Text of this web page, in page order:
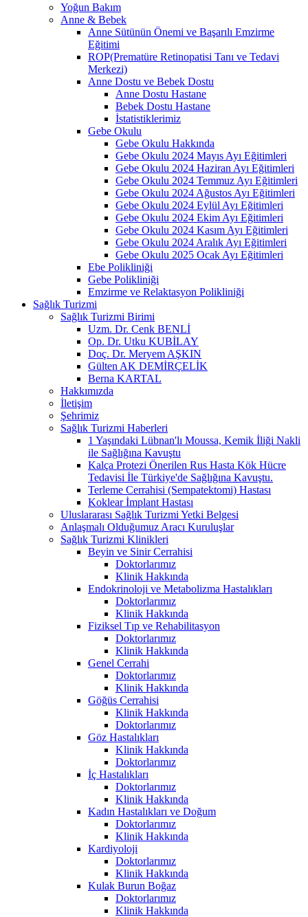
Yoğun Bakım
Anne & Bebek
Anne Sütünün Önemi ve Başarılı Emzirme
Eğitimi
ROP(Prematüre Retinopatisi Tanı ve Tedavi
Merkezi)
Anne Dostu ve Bebek Dostu
Anne Dostu Hastane
Bebek Dostu Hastane
İstatistiklerimiz
Gebe Okulu
Gebe Okulu Hakkında
Gebe Okulu 2024 Mayıs Ayı Eğitimleri
Gebe Okulu 2024 Haziran Ayı Eğitimleri
Gebe Okulu 2024 Temmuz Ayı Eğitimleri
Gebe Okulu 2024 Ağustos Ayı Eğitimleri
Gebe Okulu 2024 Eylül Ayı Eğitimleri
Gebe Okulu 2024 Ekim Ayı Eğitimleri
Gebe Okulu 2024 Kasım Ayı Eğitimleri
Gebe Okulu 2024 Aralık Ayı Eğitimleri
Gebe Okulu 2025 Ocak Ayı Eğitimleri
Ebe Polikliniği
Gebe Polikliniği
Emzirme ve Relaktasyon Polikliniği
Sağlık Turizmi
Sağlık Turizmi Birimi
Uzm. Dr. Cenk BENLİ
Op. Dr. Utku KUBİLAY
Doç. Dr. Meryem AŞKIN
Gülten AK DEMİRÇELİK
Berna KARTAL
Hakkımızda
İletişim
Şehrimiz
Sağlık Turizmi Haberleri
1 Yaşındaki Lübnan'lı Moussa, Kemik İliği Nakli
ile Sağlığına Kavuştu
Kalça Protezi Önerilen Rus Hasta Kök Hücre
Tedavisi İle Türkiye'de Sağlığına Kavuştu.
Terleme Cerrahisi (Sempatektomi) Hastası
Koklear İmplant Hastası
Uluslararası Sağlık Turizmi Yetki Belgesi
Anlaşmalı Olduğumuz Aracı Kuruluşlar
Sağlık Turizmi Klinikleri
Beyin ve Sinir Cerrahisi
Doktorlarımız
Klinik Hakkında
Endokrinoloji ve Metabolizma Hastalıkları
Doktorlarımız
Klinik Hakkında
Fiziksel Tıp ve Rehabilitasyon
Doktorlarımız
Klinik Hakkında
Genel Cerrahi
Doktorlarımız
Klinik Hakkında
Göğüs Cerrahisi
Klinik Hakkında
Doktorlarımız
Göz Hastalıkları
Klinik Hakkında
Doktorlarımız
İç Hastalıkları
Doktorlarımız
Klinik Hakkında
Kadın Hastalıkları ve Doğum
Doktorlarımız
Klinik Hakkında
Kardiyoloji
Doktorlarımız
Klinik Hakkında
Kulak Burun Boğaz
Doktorlarımız
Klinik Hakkında